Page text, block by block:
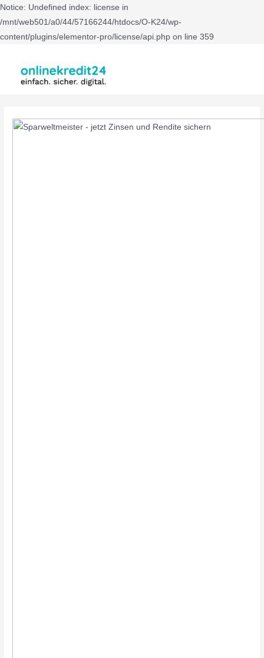
Notice: Undefined index: license in
/mnt/web501/a0/44/57166244/htdocs/O-K24/wp-
content/plugins/elementor-pro/license/api.php on line 359